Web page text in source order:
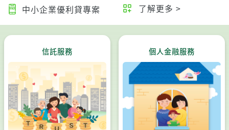
中小企業優利貸專案
了解更多 >
信託服務 個人金融服務